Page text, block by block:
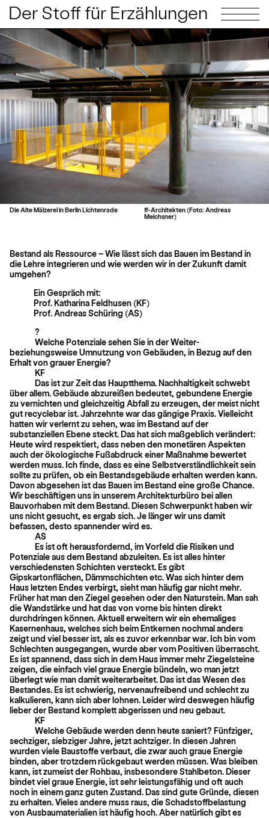
Der Stoff für Erzählungen
Die Alte Mälzerei in Berlin Lichtenrade
ff-Architekten (Foto: Andreas
Meichsner)
Bestand als Ressource – Wie lässt sich das Bauen im Bestand in
die Lehre integrieren und wie werden wir in der Zukunft damit
umgehen?
Ein Gespräch mit:
Prof. Katharina Feldhusen (KF)
Prof. Andreas Schüring (AS)
?
Welche Potenziale sehen Sie in der Weiter-
beziehungsweise Umnutzung von Gebäuden, in Bezug auf den
Erhalt von grauer Energie?
KF
Das ist zur Zeit das Hauptthema. Nachhaltigkeit schwebt
über allem. Gebäude abzureißen bedeutet, gebundene Energie
zu vernichten und gleichzeitig Abfall zu erzeugen, der meist nicht
gut recyclebar ist. Jahrzehnte war das gängige Praxis. Vielleicht
hatten wir verlernt zu sehen, was im Bestand auf der
substanziellen Ebene steckt. Das hat sich maßgeblich verändert:
Heute wird respektiert, dass neben den monetären Aspekten
auch der ökologische Fußabdruck einer Maß­nahme bewertet
werden muss. Ich finde, dass es eine Selbstverständlichkeit sein
sollte zu prüfen, ob ein Bestandsgebäude erhalten werden kann.
Davon abgesehen ist das Bauen im Bestand eine große Chance.
Wir beschäftigen uns in unserem Architekturbüro bei allen
Bauvorhaben mit dem Bestand. Diesen Schwerpunkt haben wir
uns nicht gesucht, es ergab sich. Je länger wir uns damit
befassen, desto spannender wird es.
AS
Es ist oft herausfordernd, im Vorfeld die Risiken und
Potenziale aus dem Bestand abzuleiten. Es ist alles hinter
verschiedensten Schichten versteckt. Es gibt
Gipskartonflächen, Dämmschichten etc. Was sich hinter dem
Haus letzten Endes verbirgt, sieht man häufig gar nicht mehr.
Früher hat man den Ziegel gesehen oder den Natur­stein. Man sah
die Wandstärke und hat das von vorne bis hinten direkt
durchdringen können. Aktuell erweitern wir ein ehemaliges
Kasernenhaus, welches sich beim Entkernen nochmal anders
zeigt und viel besser ist, als es zuvor erkennbar war. Ich bin vom
Schlechten ausgegangen, wurde aber vom Positiven überrascht.
Es ist spannend, dass sich in dem Haus immer mehr Ziegelsteine
zeigen, die einfach viel graue Energie bündeln, wo man jetzt
überlegt wie man damit weiterarbeitet. Das ist das Wesen des
Bestandes. Es ist schwierig, nervenaufreibend und schlecht zu
kalkulieren, kann sich aber lohnen. Leider wird deswegen häufig
lieber der Bestand komplett abgerissen und neu gebaut.
KF
Welche Gebäude werden denn heute saniert? Fünfziger,
sechziger, siebziger Jahre, jetzt achtziger. In diesen Jahren
wurden viele Baustoffe verbaut, die zwar auch graue Energie
binden, aber trotzdem rückgebaut werden müssen. Was bleiben
kann, ist zumeist der Rohbau, insbesondere Stahlbeton. Dieser
bindet viel graue Energie, ist sehr leistungsfähig und oft auch
noch in einem ganz guten Zustand. Das sind gute Gründe, diesen
zu erhalten. Vieles andere muss raus, die Schadstoffbelastung
von Ausbaumaterialien ist häufig hoch. Aber natürlich gibt es